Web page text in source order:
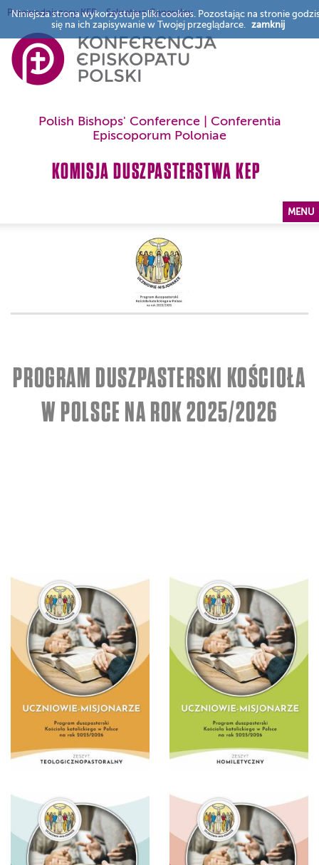
Przewodniczący KEP Sekretarz Generalny
Polish Bishops' Conference | Conferentia
Episcoporum Poloniae
KOMISJA DUSZPASTERSTWA KEP
MENU
PROGRAM DUSZPASTERSKI KOŚCIOŁA
W POLSCE NA ROK 2025/2026
Niniejsza strona wykorzystuje pliki cookies. Pozostając na stronie
się na ich zapisywanie w Twojej przeglądarce. zamknij